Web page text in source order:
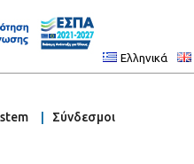
Ελληνικά
Σύνδεσμοι